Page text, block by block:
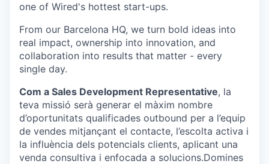
one of Wired's hottest start-ups.
From our Barcelona HQ, we turn bold ideas into
real impact, ownership into innovation, and
collaboration into results that matter - every
single day.
Com a Sales Development Representative, la
teva missió serà generar el màxim nombre
d’oportunitats qualificades outbound per a l’equip
de vendes mitjançant el contacte, l’escolta activa i
la influència dels potencials clients, aplicant una
venda consultiva i enfocada a solucions.Domines